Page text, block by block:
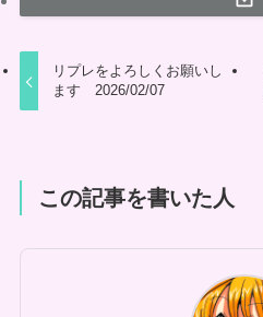
リプレをよろしくお願いし
ます 2026/02/07
この記事を書いた人